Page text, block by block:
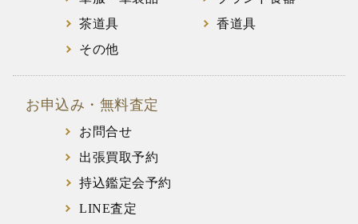
茶道具
香道具
その他
お申込み・無料査定
お問合せ
出張買取予約
持込鑑定会予約
LINE査定